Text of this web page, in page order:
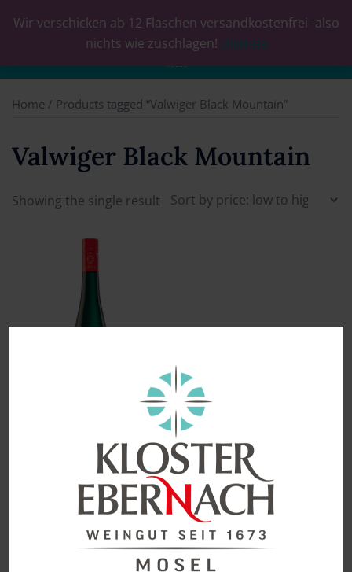
Wir verschicken ab 12 Flaschen versandkostenfrei -also
nichts wie zuschlagen! Dismiss
0
Home / Products tagged “Valwiger Black Mountain”
Valwiger Black Mountain
Showing the single result
enthält 0,75
2023 Valwiger
Schwarzenberg Riesling
Kabinett
14,50